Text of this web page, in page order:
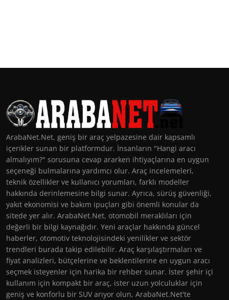
ArabaNet.Net, geniş bir araç yelpazesine dair kapsamlı
içerikler sunan bir platformdur. İnsanların "Hangi aracı
almalıyım?" sorusuna cevap ararken ihtiyaçlarına en uygun
seçeneği bulmalarına yardımcı olur. Araç incelemeleri,
teknik özellikler ve kullanıcı yorumları, farklı modeller
hakkında derinlemesine bilgi sunar. Ayrıca, sürüş güvenliği,
yakıt ekonomisi ve bakım ipuçları gibi önemli konular da
sitede yer alır. ArabaNet.Net, otomobil meraklıları için
değerli bir bilgi kaynağıdır. Yeni araçlar hakkında güncel
haberler, otomotiv teknolojisindeki yenilikler ve sektör
trendleri burada takip edilebilir. Araç karşılaştırmaları ve
fiyat analizleri, bütçelerine ve beklentilerine en uygun aracı
seçmek isteyenler için harika bir rehber sunar. İster şehir içi
kullanım için kompakt bir araç, ister uzun yolculuklar için
geniş ve konforlu bir SUV arıyor olun, ArabaNet.Net'te